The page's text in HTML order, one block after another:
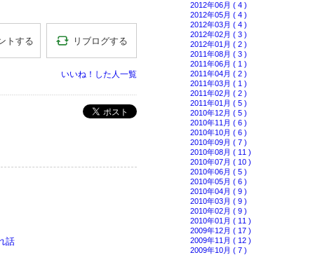
トする リブログする
いいね！した人一覧
ポスト
話
2012年06月 ( 4 )
2012年05月 ( 4 )
2012年03月 ( 4 )
2012年02月 ( 3 )
2012年01月 ( 2 )
2011年08月 ( 3 )
2011年06月 ( 1 )
2011年04月 ( 2 )
2011年03月 ( 1 )
2011年02月 ( 2 )
2011年01月 ( 5 )
2010年12月 ( 5 )
2010年11月 ( 6 )
2010年10月 ( 6 )
2010年09月 ( 7 )
2010年08月 ( 11 )
2010年07月 ( 10 )
2010年06月 ( 5 )
2010年05月 ( 6 )
2010年04月 ( 9 )
2010年03月 ( 9 )
2010年02月 ( 9 )
2010年01月 ( 11 )
2009年12月 ( 17 )
2009年11月 ( 12 )
2009年10月 ( 7 )